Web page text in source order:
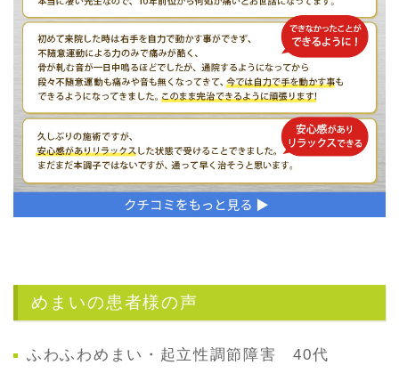
めまいの患者様の声
ふわふわめまい・起立性調節障害 40代